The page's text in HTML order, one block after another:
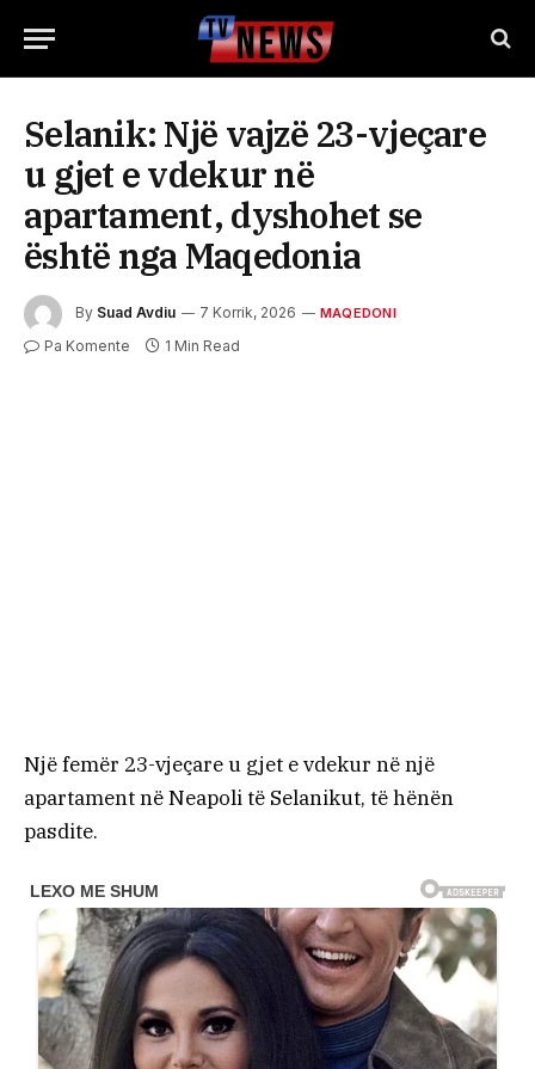
Selanik: Një vajzë 23-vjeçare
u gjet e vdekur në
apartament, dyshohet se
është nga Maqedonia
By Suad Avdiu 7 Korrik, 2026 MAQEDONI
Pa Komente 1 Min Read
Një femër 23-vjeçare u gjet e vdekur në një
apartament në Neapoli të Selanikut, të hënën
pasdite.